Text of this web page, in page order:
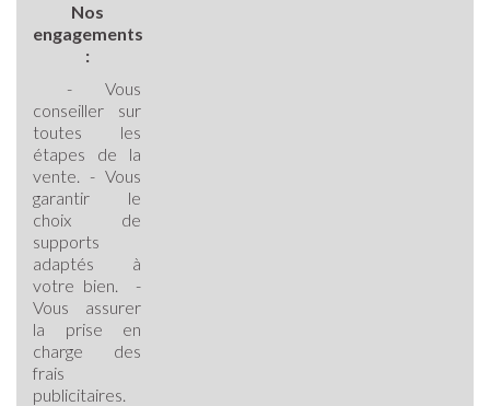
Nos
engagements
:
- Vous
conseiller sur
toutes les
étapes de la
vente. - Vous
garantir le
choix de
supports
adaptés à
votre bien. -
Vous assurer
la prise en
charge des
frais
publicitaires.